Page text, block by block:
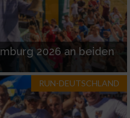
2026 an beiden
RUN-DEUTSCHLAND